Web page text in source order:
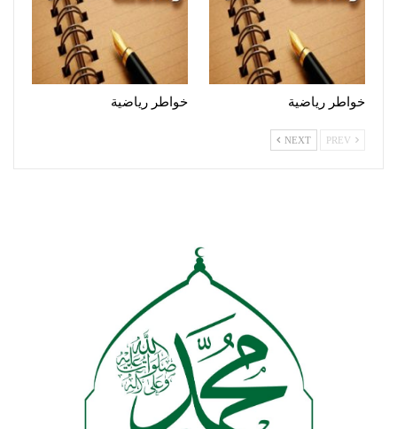
خواطر رياضية خواطر رياضية
NEXT